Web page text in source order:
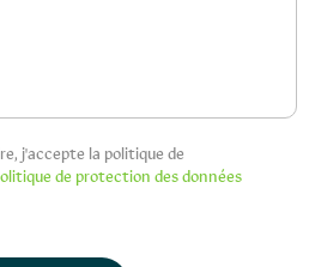
j'accepte la politique de
de protection des données